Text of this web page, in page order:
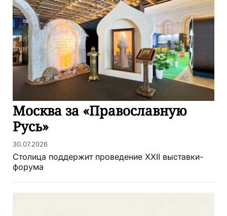
Москва за «Православную
Русь»
30.07.2026
Столица поддержит проведение XXII выставки-
форума